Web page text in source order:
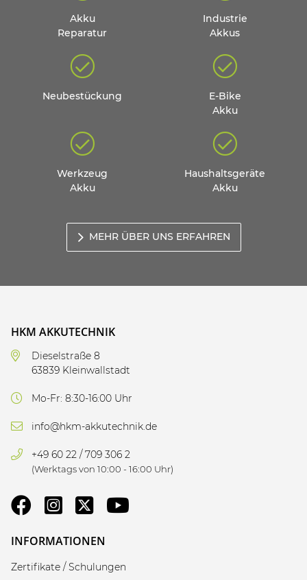
Akku
Reparatur
Industrie
Akkus
Neubestückung
E-Bike
Akku
Werkzeug
Akku
Haushaltsgeräte
Akku
MEHR ÜBER UNS ERFAHREN
HKM AKKUTECHNIK
Dieselstraße 8
63839 Kleinwallstadt
Mo-Fr: 8:30-16:00 Uhr
info@hkm-akkutechnik.de
+49 60 22 / 709 306 2
(Werktags von 10:00 - 16:00 Uhr)
INFORMATIONEN
Zertifikate / Schulungen